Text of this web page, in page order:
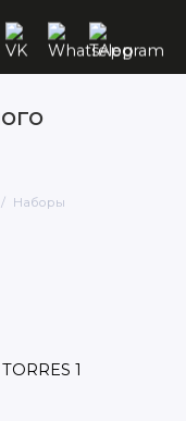
Наборы
TORRES 1